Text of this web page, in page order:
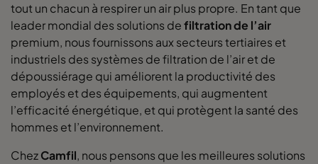
tout un chacun à respirer un air plus propre. En tant que
leader mondial des solutions defiltration de l’air
premium, nous fournissons aux secteurs tertiaires et
industriels des systèmes de filtration de l’air et de
dépoussiérage qui améliorent la productivité des
employés et des équipements, qui augmentent
l’efficacité énergétique, et qui protègent la santé des
hommes et l’environnement.
ChezCamfil, nous pensons que les meilleures solutions